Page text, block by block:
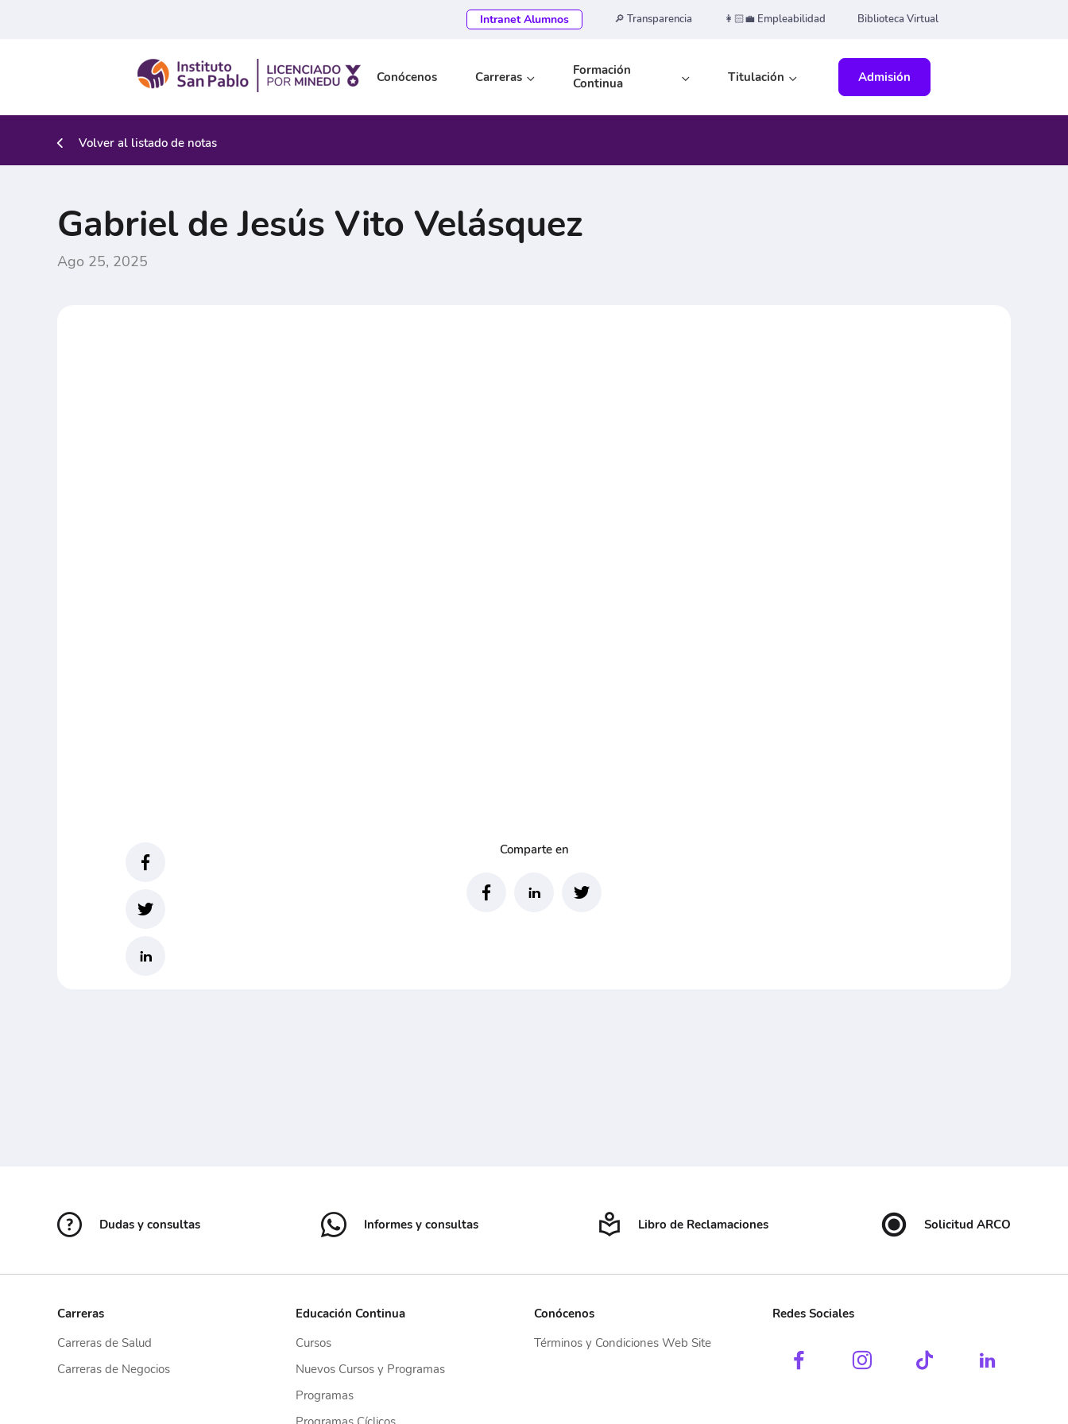
Intranet Alumnos 🔎 Transparencia 👩🏻‍💼 Empleabilidad Biblioteca Virtual
Conócenos Carreras
Formación
Continua
Titulación Admisión
Volver al listado de notas
Gabriel de Jesús Vito Velásquez
Ago 25, 2025
Comparte en
Dudas y consultas Informes y consultas Libro de Reclamaciones Solicitud ARCO
Carreras
Carreras de Salud
Carreras de Negocios
Educación Continua
Cursos
Nuevos Cursos y Programas
Programas
Conócenos
Términos y Condiciones Web Site
Redes Sociales